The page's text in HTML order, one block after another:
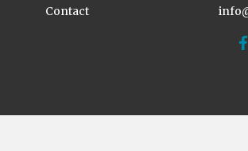
Contact